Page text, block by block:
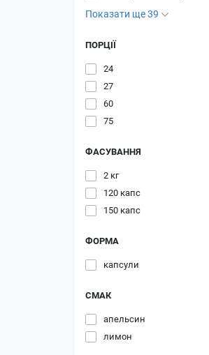
Показати ще 39
ПОРЦІЇ
24
27
60
75
ФАСУВАННЯ
2 кг
120 капс
150 капс
ФОРМА
капсули
СМАК
апельсин
лимон